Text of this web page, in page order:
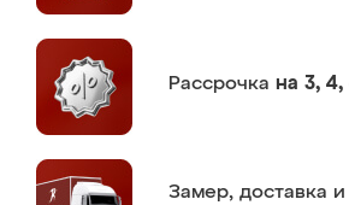
Рассрочка на 3,
Замер, доставка